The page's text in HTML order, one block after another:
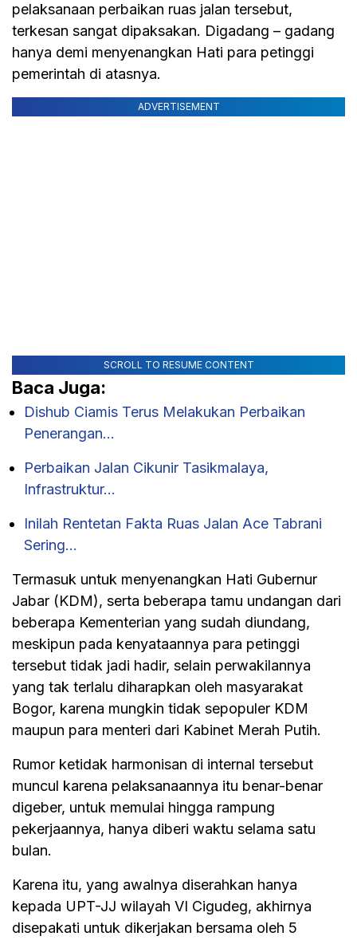
pelaksanaan perbaikan ruas jalan tersebut,
terkesan sangat dipaksakan. Digadang – gadang
hanya demi menyenangkan Hati para petinggi
pemerintah di atasnya.
ADVERTISEMENT
SCROLL TO RESUME CONTENT
Baca Juga:
Dishub Ciamis Terus Melakukan Perbaikan
Penerangan…
Perbaikan Jalan Cikunir Tasikmalaya,
Infrastruktur…
Inilah Rentetan Fakta Ruas Jalan Ace Tabrani
Sering…
Termasuk untuk menyenangkan Hati Gubernur
Jabar (KDM), serta beberapa tamu undangan dari
beberapa Kementerian yang sudah diundang,
meskipun pada kenyataannya para petinggi
tersebut tidak jadi hadir, selain perwakilannya
yang tak terlalu diharapkan oleh masyarakat
Bogor, karena mungkin tidak sepopuler KDM
maupun para menteri dari Kabinet Merah Putih.
Rumor ketidak harmonisan di internal tersebut
muncul karena pelaksanaannya itu benar-benar
digeber, untuk memulai hingga rampung
pekerjaannya, hanya diberi waktu selama satu
bulan.
Karena itu, yang awalnya diserahkan hanya
kepada UPT-JJ wilayah VI Cigudeg, akhirnya
disepakati untuk dikerjakan bersama oleh 5